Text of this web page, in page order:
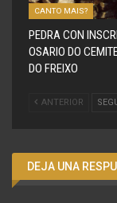
CANTO MAIS?
PEDRA CON
OSARIO DO
DO FREIXO
ANTERIOR
DEJA UNA